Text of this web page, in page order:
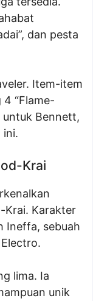
dan pesta
Item-item
“Flame-
untuk Bennett,
ini.
Krai
Krai. Karakter
Ineffa, sebuah
lima. Ia
unik